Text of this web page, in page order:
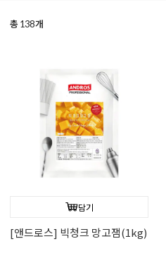
총 138개
담기
[앤드로스] 빅청크 망고잼(1kg)